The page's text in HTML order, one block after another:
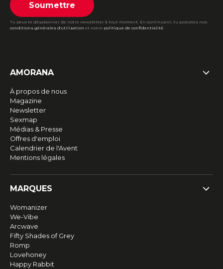
Soumettre
Tu peux te désabonner de notre newsletter à tout moment. En continuant, tu acceptes nos
conditions générales d'utilisation et notre politique de confidentialité.
AMORANA
À propos de nous
Magazine
Newsletter
Sexmap
Médias & Presse
Offres d'emploi
Calendrier de l'Avent
Mentions légales
MARQUES
Womanizer
We-Vibe
Arcwave
Fifty Shades of Grey
Romp
Lovehoney
Happy Rabbit